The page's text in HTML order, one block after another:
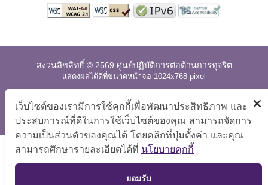
สงวนลิขสิทธิ์ © 2569 ศูนย์ปฏิบัติการต่อต้านการทุจริต
แสดงผลได้ดีที่ขนาดหน้าจอ 1024x768 pixel
แผนผังเว็บไซต์ คำถามที่พบบ่อย นโยบายเว็บไซต์
|
การปฏิเสธความรับผิด
TOP
เว็บไซต์ของเรามีการใช้คุกกี้เพื่อพัฒนาประสิทธิภาพ และ
ประสบการณ์ที่ดีในการใช้เว็บไซต์ของคุณ สามารถจัดการ
ความเป็นส่วนตัวของคุณได้ โดยคลิกที่ปุ่มตั้งค่า และคุณ
สามารถศึกษารายละเอียดได้ที่ นโยบายคุกกี้
ยอมรับ